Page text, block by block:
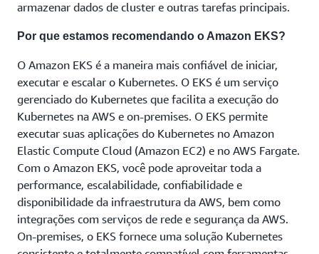
armazenar dados de cluster e outras tarefas principais.
Por que estamos recomendando o Amazon EKS?
O Amazon EKS é a maneira mais confiável de iniciar,
executar e escalar o Kubernetes. O EKS é um serviço
gerenciado do Kubernetes que facilita a execução do
Kubernetes na AWS e on-premises. O EKS permite
executar suas aplicações do Kubernetes no Amazon
Elastic Compute Cloud (Amazon EC2) e no AWS Fargate.
Com o Amazon EKS, você pode aproveitar toda a
performance, escalabilidade, confiabilidade e
disponibilidade da infraestrutura da AWS, bem como
integrações com serviços de rede e segurança da AWS.
On-premises, o EKS fornece uma solução Kubernetes